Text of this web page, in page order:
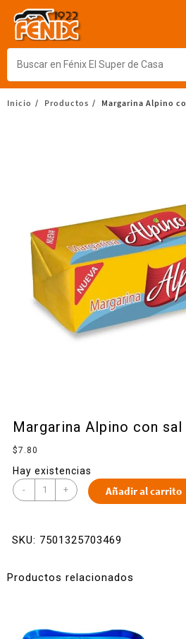
Inicio Productos Margarina Alpino
Margarina Alpino con sal
$7.80
Hay existencias
- + Añadir al carrito
SKU: 7501325703469
Productos relacionados